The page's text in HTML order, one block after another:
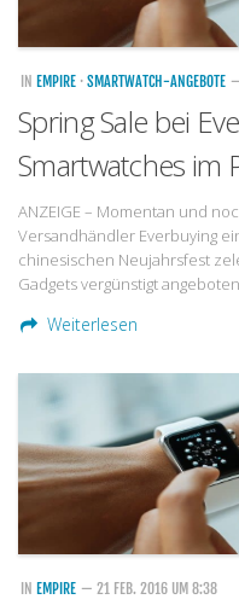
IN EMPIRE · SMARTWATCH-ANGEBOTE
Spring Sale bei
Smartwatches im
ANZEIGE – Momentan und
Versandhändler Everbuying
chinesischen Neujahrsfest
Gadgets vergünstigt
Weiterlesen
IN EMPIRE — 21 FEB. 2016 UM 8:38